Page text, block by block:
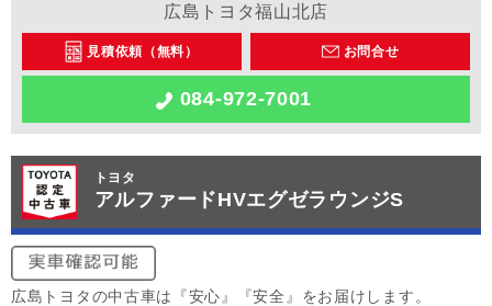
広島トヨタ福山北店
見積依頼（無料） お問合せ
084-972-7001
トヨタ
アルファードHVエグゼラウンジS
広島トヨタの中古車は『安心』『安全』をお届けします。